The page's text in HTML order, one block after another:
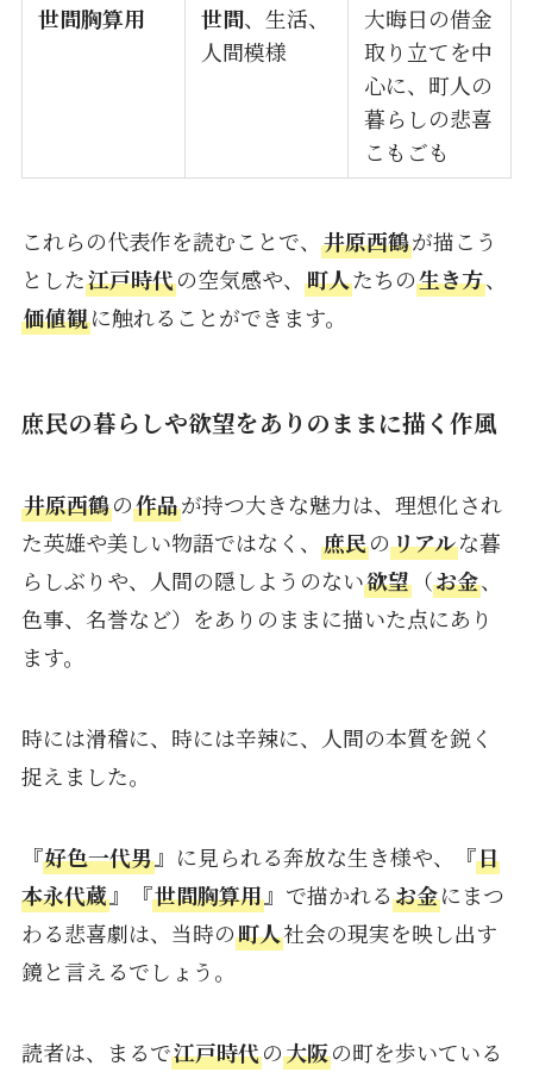
世間胸算用
世間、生活、
人間模様
大晦日の借金
取り立てを中
心に、町人の
暮らしの悲喜
こもごも
これらの代表作を読むことで、 井原西鶴が描こう
とした江戸時代の空気感や、 町人たちの生き方、
価値観に触れることができます。
庶民の暮らしや欲望をありのままに描く作風
井原西鶴の作品が持つ大きな魅力は、理想化され
た英雄や美しい物語ではなく、 庶民のリアルな暮
らしぶりや、人間の隠しようのない欲望（お金、
色事、名誉など）をありのままに描いた点にあり
ます。
時には滑稽に、時には辛辣に、人間の本質を鋭く
捉えました。
『好色一代男』に見られる奔放な生き様や、『日
本永代蔵』『世間胸算用』で描かれるお金にまつ
わる悲喜劇は、当時の町人社会の現実を映し出す
鏡と言えるでしょう。
読者は、まるで江戸時代の大阪の町を歩いている